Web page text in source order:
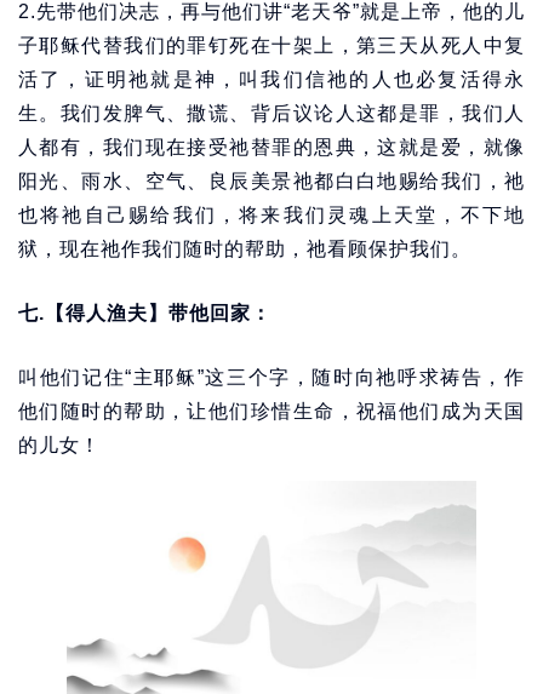
2.先带他们决志，再与他们讲“老天爷”就是上帝，他的儿
子耶稣代替我们的罪钉死在十架上，第三天从死人中复
活了，证明祂就是神，叫我们信祂的人也必复活得永
生。我们发脾气、撒谎、背后议论人这都是罪，我们人
人都有，我们现在接受祂替罪的恩典，这就是爱，就像
阳光、雨水、空气、良辰美景祂都白白地赐给我们，祂
也将祂自己赐给我们，将来我们灵魂上天堂，不下地
狱，现在祂作我们随时的帮助，祂看顾保护我们。
七.【得人渔夫】带他回家：
叫他们记住“主耶稣”这三个字，随时向祂呼求祷告，作
他们随时的帮助，让他们珍惜生命，祝福他们成为天国
的儿女！